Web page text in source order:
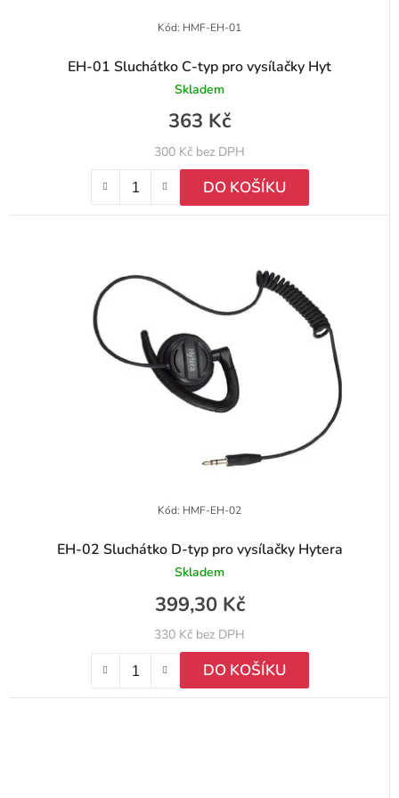
EH-01 Sluchátko C-typ pro vysílačky Hyt
Skladem
300 Kč bez DPH
363 Kč
DO KOŠÍKU
Kód: HMF-EH-01
EH-02 Sluchátko D-typ pro vysílačky Hytera
Skladem
330 Kč bez DPH
399,30 Kč
DO KOŠÍKU
Kód: HMF-EH-02